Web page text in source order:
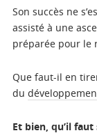
Son succès ne
assisté à une
préparée pour le
Que faut-il en
du
Et bien, qu’il